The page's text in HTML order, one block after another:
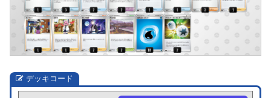
デッキコード